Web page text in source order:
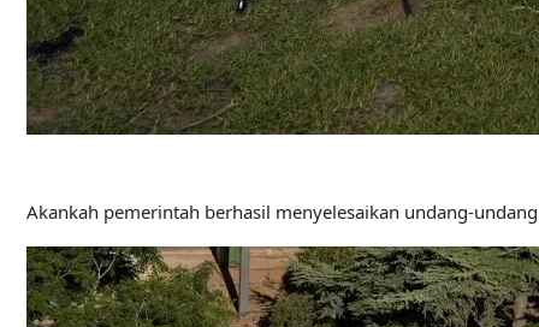
Akankah pemerintah berhasil menyelesaikan undang-